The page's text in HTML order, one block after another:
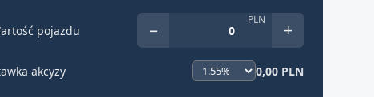
pojazdu − PLN +
akcyzy 0,00 PLN